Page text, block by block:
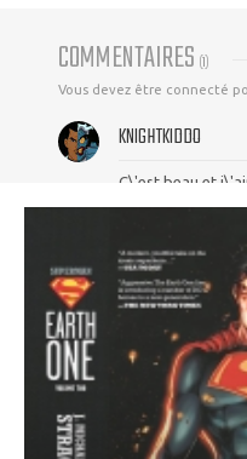
COMMENTAIRES (1)
Vous devez être connecté
KNIGHTKIDDO
C\'est beau et